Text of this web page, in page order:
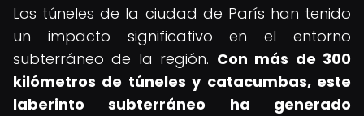
Los túneles de la ciudad de París han tenido
un impacto significativo en el entorno
subterráneo de la región. Con más de 300
kilómetros de túneles y catacumbas, este
laberinto subterráneo ha generado